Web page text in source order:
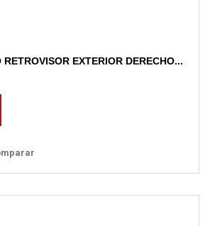
EXTERIOR DERECHO...